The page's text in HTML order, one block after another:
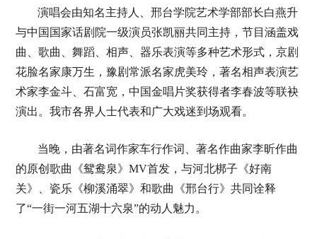
演唱会由知名主持人、邢台学院艺术学部部长白燕升
与中国国家话剧院一级演员张凯丽共同主持，节目涵盖戏
曲、歌曲、舞蹈、相声、器乐表演等多种艺术形式，京剧
花脸名家康万生，豫剧常派名家虎美玲，著名相声表演艺
术家李金斗、石富宽，中国金唱片奖获得者李春波等联袂
演出。我市各界人士代表和广大戏迷到场观看。
当晚，由著名词作家车行作词、著名作曲家李昕作曲
的原创歌曲《鸳鸯泉》MV首发，与河北梆子《好南
关》、瓷乐《柳溪涌翠》和歌曲《邢台行》共同诠释
了“一街一河五湖十六泉”的动人魅力。